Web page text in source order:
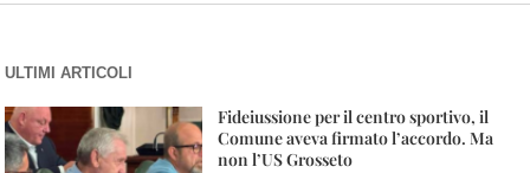
ULTIMI ARTICOLI
Fideiussione per il centro sportivo, il
Comune aveva firmato l’accordo. Ma
non l’US Grosseto